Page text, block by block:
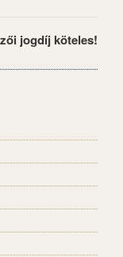
jogdíj köteles!